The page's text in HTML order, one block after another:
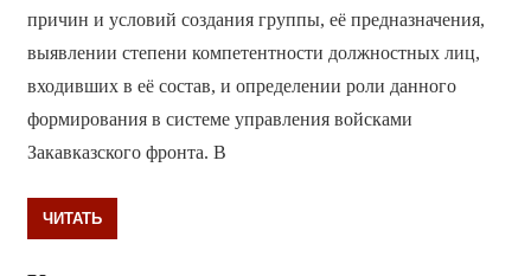
причин и условий создания группы, её предназначения,
выявлении степени компетентности должностных лиц,
входивших в её состав, и определении роли данного
формирования в системе управления войсками
Закавказского фронта. В
ЧИТАТЬ